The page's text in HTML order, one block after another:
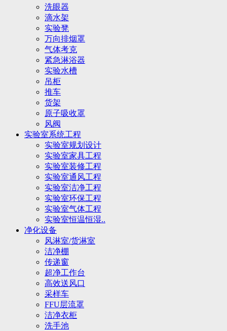
洗眼器
滴水架
实验凳
万向排烟罩
气体考克
紧急淋浴器
实验水槽
吊柜
推车
货架
原子吸收罩
风阀
实验室系统工程
实验室规划设计
实验室家具工程
实验室装修工程
实验室通风工程
实验室洁净工程
实验室环保工程
实验室气体工程
实验室恒温恒湿..
净化设备
风淋室/货淋室
洁净棚
传递窗
超净工作台
高效送风口
采样车
FFU层流罩
洁净衣柜
洗手池